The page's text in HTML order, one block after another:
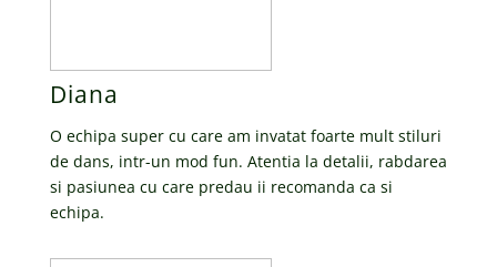
Diana
O echipa super cu care am invatat foarte mult stiluri
de dans, intr-un mod fun. Atentia la detalii, rabdarea
si pasiunea cu care predau ii recomanda ca si
echipa.